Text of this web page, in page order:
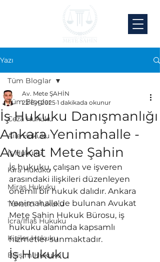
Yazı
Tüm Bloglar
Ceza Hukuku
Aile Hukuku
İş Hukuku
Kira Hukuku
Miras Hukuku
Tüketici Hukuku
İcra/İflas Hukuku
Kişiler Hukuku
Bilişim Hukuku
Tüm Bloglar
İş Hukuku Danışmanlığı
Ankara Yenimahalle -
Avukat Mete Şahin
Av. Mete ŞAHİN
22 Eyl 2025 1 dakikada okunur
İş hukuku, çalışan ve işveren
arasındaki ilişkileri düzenleyen
önemli bir hukuk dalıdır. Ankara
Yenimahalle'de bulunan Avukat
Mete Şahin Hukuk Bürosu, iş
hukuku alanında kapsamlı
hizmetler sunmaktadır.
İş Hukuku